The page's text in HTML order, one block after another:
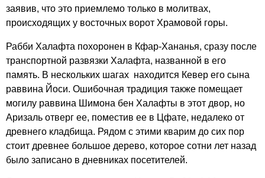
заявив, что это приемлемо только в молитвах,
происходящих у восточных ворот Храмовой горы.
Рабби Халафта похоронен в Кфар-Хананья, сразу после
транспортной развязки Халафта, названной в его
память. В нескольких шагах находится Кевер его сына
раввина Йоси. Ошибочная традиция также помещает
могилу раввина Шимона бен Халафты в этот двор, но
Аризаль отверг ее, поместив ее в Цфате, недалеко от
древнего кладбища. Рядом с этими кварим до сих пор
стоит древнее большое дерево, которое сотни лет назад
было записано в дневниках посетителей.